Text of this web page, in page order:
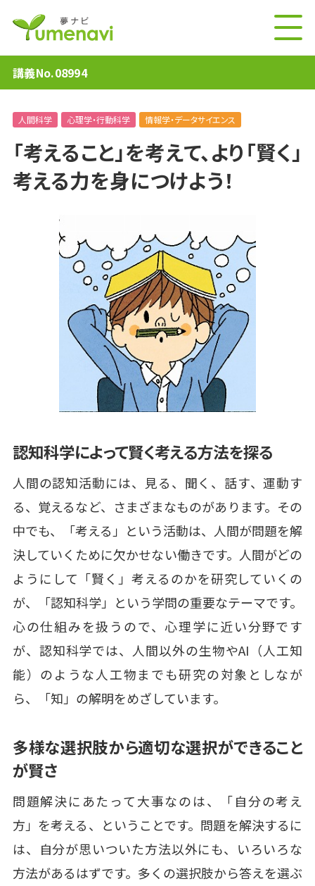
講義No.08994
人間科学 心理学・行動科学 情報学・データサイエンス
「考えること」を考えて、より「賢く」
考える力を身につけよう！
認知科学によって賢く考える方法を探る
人間の認知活動には、見る、聞く、話す、運動す
る、覚えるなど、さまざまなものがあります。その
中でも、「考える」という活動は、人間が問題を解
決していくために欠かせない働きです。人間がどの
ようにして「賢く」考えるのかを研究していくの
が、「認知科学」という学問の重要なテーマです。
心の仕組みを扱うので、心理学に近い分野です
が、認知科学では、人間以外の生物やAI（人工知
能）のような人工物までも研究の対象としなが
ら、「知」の解明をめざしています。
多様な選択肢から適切な選択ができること
が賢さ
問題解決にあたって大事なのは、「自分の考え
方」を考える、ということです。問題を解決するに
は、自分が思いついた方法以外にも、いろいろな
方法があるはずです。多くの選択肢から答えを選ぶ